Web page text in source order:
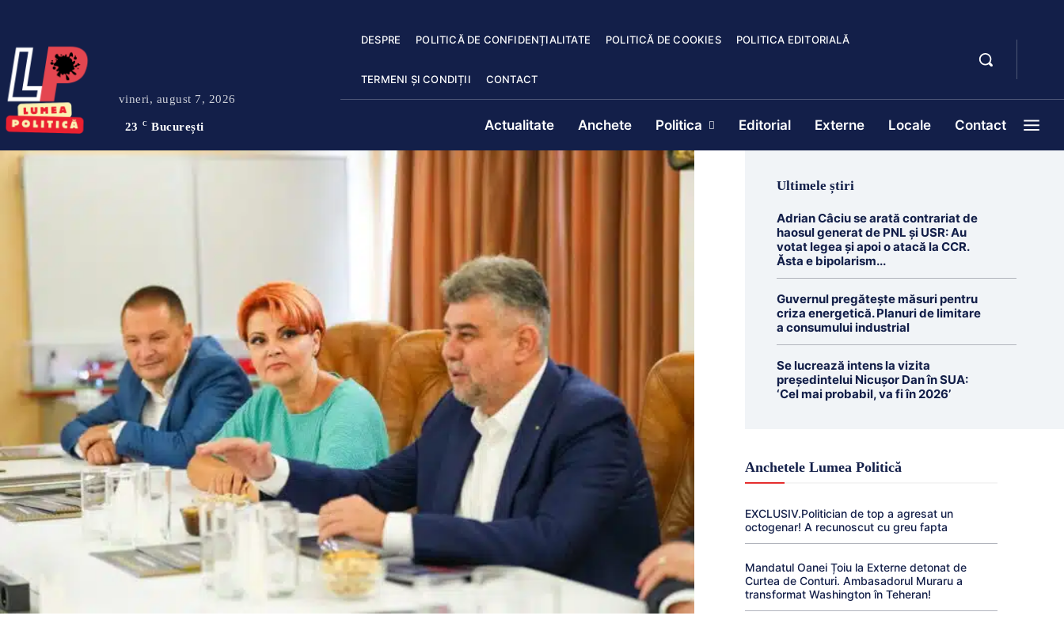
vineri, august 7, 2026
23 C București
DESPRE POLITICĂ DE CONFIDENȚIALITATE POLITICĂ DE COOKIES POLITICA EDITORIALĂ
TERMENI ȘI CONDIȚII CONTACT
Actualitate Anchete Politica Editorial Externe Locale Contact
Ultimele știri
Adrian Câciu se arată contrariat de
haosul generat de PNL și USR: Au
votat legea și apoi o atacă la CCR.
Ăsta e bipolarism...
Guvernul pregătește măsuri pentru
criza energetică. Planuri de limitare
a consumului industrial
Se lucrează intens la vizita
președintelui Nicușor Dan în SUA:
‘Cel mai probabil, va fi în 2026’
Anchetele Lumea Politică
EXCLUSIV.Politician de top a agresat un
octogenar! A recunoscut cu greu fapta
Mandatul Oanei Țoiu la Externe detonat de
Curtea de Conturi. Ambasadorul Muraru a
transformat Washington în Teheran!